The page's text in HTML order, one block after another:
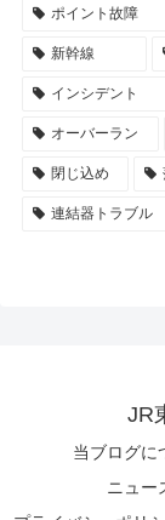
ポイント故障
新幹線
インシデント
オーバーラン
閉じ込め
連結器トラブル
JR
当ブログに
ニュー